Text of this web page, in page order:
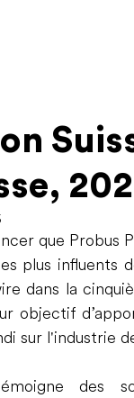
que Probus
plus influents
dans la
objectif
sur l'industrie
des